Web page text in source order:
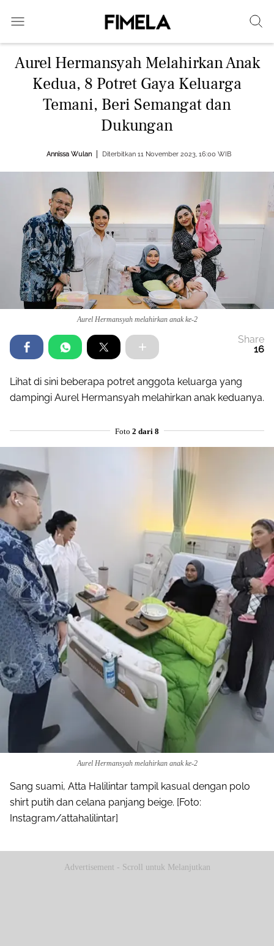
Aurel Hermansyah Melahirkan Anak
Kedua, 8 Potret Gaya Keluarga
Temani, Beri Semangat dan
Dukungan
Annissa Wulan Diterbitkan 11 November 2023, 16:00 WIB
Aurel Hermansyah melahirkan anak ke-2
Share
16
Lihat di sini beberapa potret anggota keluarga yang
dampingi Aurel Hermansyah melahirkan anak keduanya.
Foto 2 dari 8
Aurel Hermansyah melahirkan anak ke-2
Sang suami, Atta Halilintar tampil kasual dengan polo
shirt putih dan celana panjang beige. [Foto:
Instagram/attahalilintar]
Advertisement - Scroll untuk Melanjutkan